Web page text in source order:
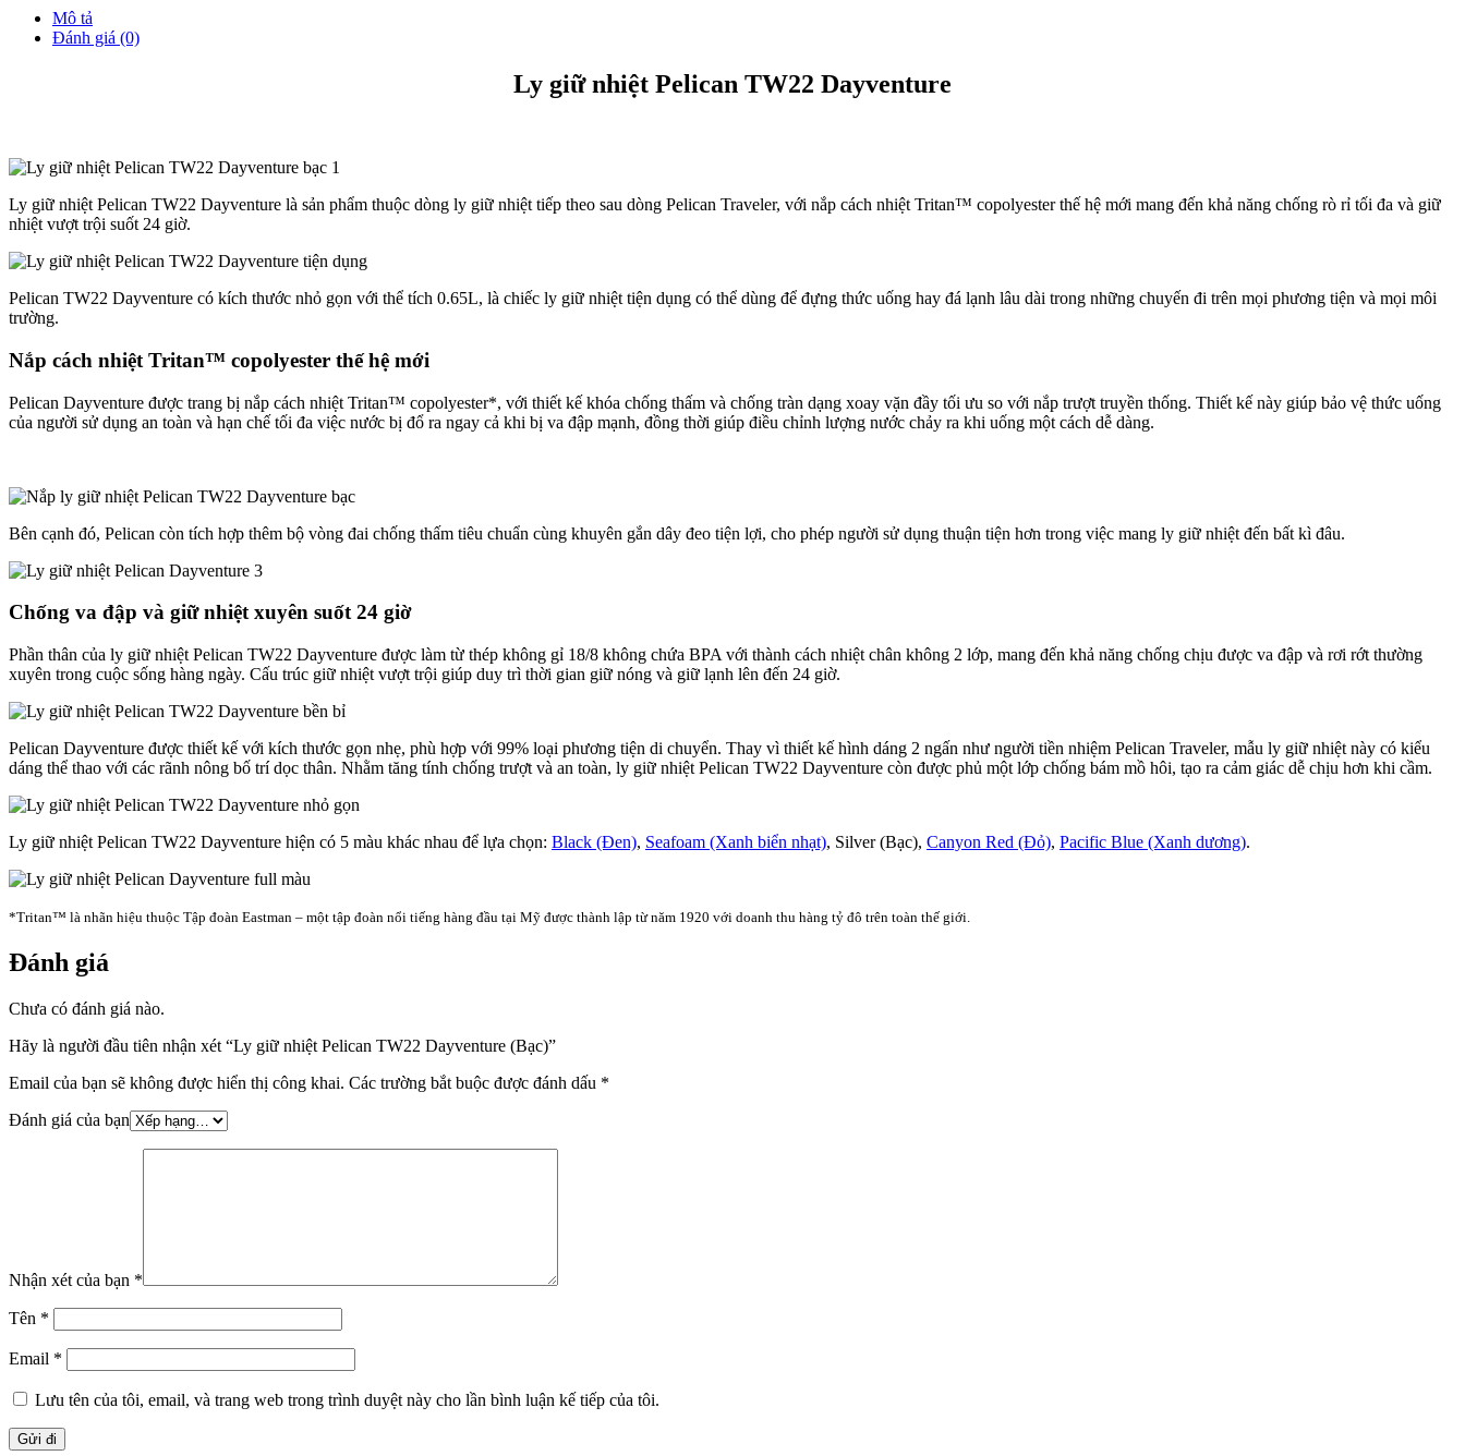
Mô tả
Đánh giá (0)
Ly giữ nhiệt Pelican TW22 Dayventure
Ly giữ nhiệt Pelican TW22 Dayventure là sản phẩm thuộc dòng ly giữ nhiệt tiếp theo sau dòng Pelican Traveler, với nắp cách nhiệt Tritan™ copolyester thế hệ mới mang đến khả năng chống rò rỉ tối đa và giữ
nhiệt vượt trội suốt 24 giờ.
Pelican TW22 Dayventure có kích thước nhỏ gọn với thể tích 0.65L, là chiếc ly giữ nhiệt tiện dụng có thể dùng để đựng thức uống hay đá lạnh lâu dài trong những chuyến đi trên mọi phương tiện và mọi môi
trường.
Nắp cách nhiệt Tritan™ copolyester thế hệ mới
Pelican Dayventure được trang bị nắp cách nhiệt Tritan™ copolyester*, với thiết kế khóa chống thấm và chống tràn dạng xoay vặn đầy tối ưu so với nắp trượt truyền thống. Thiết kế này giúp bảo vệ thức uống
của người sử dụng an toàn và hạn chế tối đa việc nước bị đổ ra ngay cả khi bị va đập mạnh, đồng thời giúp điều chỉnh lượng nước chảy ra khi uống một cách dễ dàng.
Bên cạnh đó, Pelican còn tích hợp thêm bộ vòng đai chống thấm tiêu chuẩn cùng khuyên gắn dây đeo tiện lợi, cho phép người sử dụng thuận tiện hơn trong việc mang ly giữ nhiệt đến bất kì đâu.
Chống va đập và giữ nhiệt xuyên suốt 24 giờ
Phần thân của ly giữ nhiệt Pelican TW22 Dayventure được làm từ thép không gỉ 18/8 không chứa BPA với thành cách nhiệt chân không 2 lớp, mang đến khả năng chống chịu được va đập và rơi rớt thường
xuyên trong cuộc sống hàng ngày. Cấu trúc giữ nhiệt vượt trội giúp duy trì thời gian giữ nóng và giữ lạnh lên đến 24 giờ.
Pelican Dayventure được thiết kế với kích thước gọn nhẹ, phù hợp với 99% loại phương tiện di chuyển. Thay vì thiết kế hình dáng 2 ngấn như người tiền nhiệm Pelican Traveler, mẫu ly giữ nhiệt này có kiểu
dáng thể thao với các rãnh nông bố trí dọc thân. Nhằm tăng tính chống trượt và an toàn, ly giữ nhiệt Pelican TW22 Dayventure còn được phủ một lớp chống bám mồ hôi, tạo ra cảm giác dễ chịu hơn khi cầm.
Ly giữ nhiệt Pelican TW22 Dayventure hiện có 5 màu khác nhau để lựa chọn: Black (Đen), Seafoam (Xanh biển nhạt), Silver (Bạc), Canyon Red (Đỏ), Pacific Blue (Xanh dương).
*Tritan™ là nhãn hiệu thuộc Tập đoàn Eastman – một tập đoàn nổi tiếng hàng đầu tại Mỹ được thành lập từ năm 1920 với doanh thu hàng tỷ đô trên toàn thế giới.
Đánh giá
Chưa có đánh giá nào.
Hãy là người đầu tiên nhận xét “Ly giữ nhiệt Pelican TW22 Dayventure (Bạc)”
Email của bạn sẽ không được hiển thị công khai. Các trường bắt buộc được đánh dấu *
Đánh giá của bạn
Nhận xét của bạn *
Tên *
Email *
Lưu tên của tôi, email, và trang web trong trình duyệt này cho lần bình luận kế tiếp của tôi.